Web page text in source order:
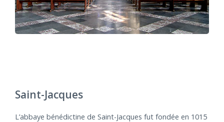
Saint-Jacques
L’abbaye bénédictine de Saint-Jacques fut fondée en 1015